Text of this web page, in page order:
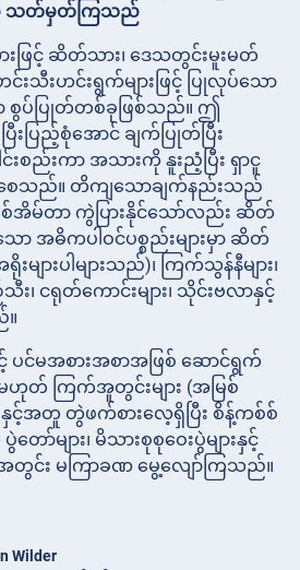
စ် သတ်မှတ်ကြသည်
င့် ဆိတ်သား၊ ဒေသတွင်းမူးမတ်
ဟင်းသီးဟင်းရွက်များဖြင့် ပြုလုပ်သော
ာ စွပ်ပြုတ်တစ်ခုဖြစ်သည်။ ဤ
းပြည့်စုံအောင် ချက်ပြုတ်ပြီး
င်းစည်းကာ အသားကို နူးညံ့ပြီး ရှာငူ
စ်စေသည်။ တိကျသောချက်နည်းသည်
အိမ်တာ ကွဲပြားနိုင်သော်လည်း ဆိတ်
အဓိကပါဝင်ပစ္စည်းများမှာ ဆိတ်
ျားပါများသည်)၊ ကြက်သွန်နီများ၊
း၊ ငရုတ်ကောင်းများ၊ သိုင်းဗလာနှင့်
။
ပင်မအစားအစာအဖြစ် ဆောင်ရွက်
မဟုတ် ကြက်အူတွင်းများ (အမြစ်
နှင့်အတူ တွဲဖက်စားလေ့ရှိပြီး စိန့်ကစ်စ်
ာ်များ၊ မိသားစုစုဝေးပွဲများနှင့်
အတွင်း မကြာခဏ မွေ့လျော်ကြသည်။
Wilder